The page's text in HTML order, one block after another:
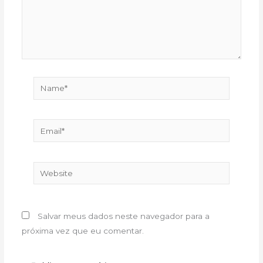
Website
Salvar meus dados neste navegador para a
próxima vez que eu comentar.